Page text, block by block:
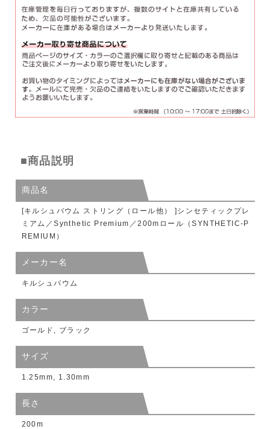
■商品説明
商品名
[キルシュバウム ストリング（ロール他） ]シンセティックプレ
ミアム／Synthetic Premium／200mロール（SYNTHETIC-P
REMIUM）
メーカー名
キルシュバウム
カラー
ゴールド, ブラック
サイズ
1.25mm, 1.30mm
長さ
200m